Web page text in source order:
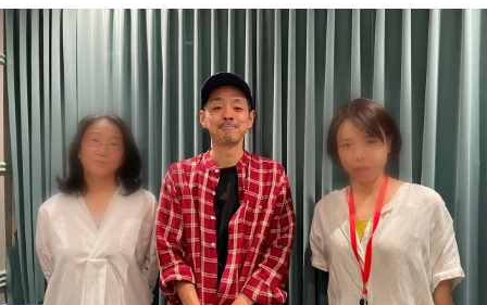
お知らせ
イベント・グッズ
YouTube
会社情報